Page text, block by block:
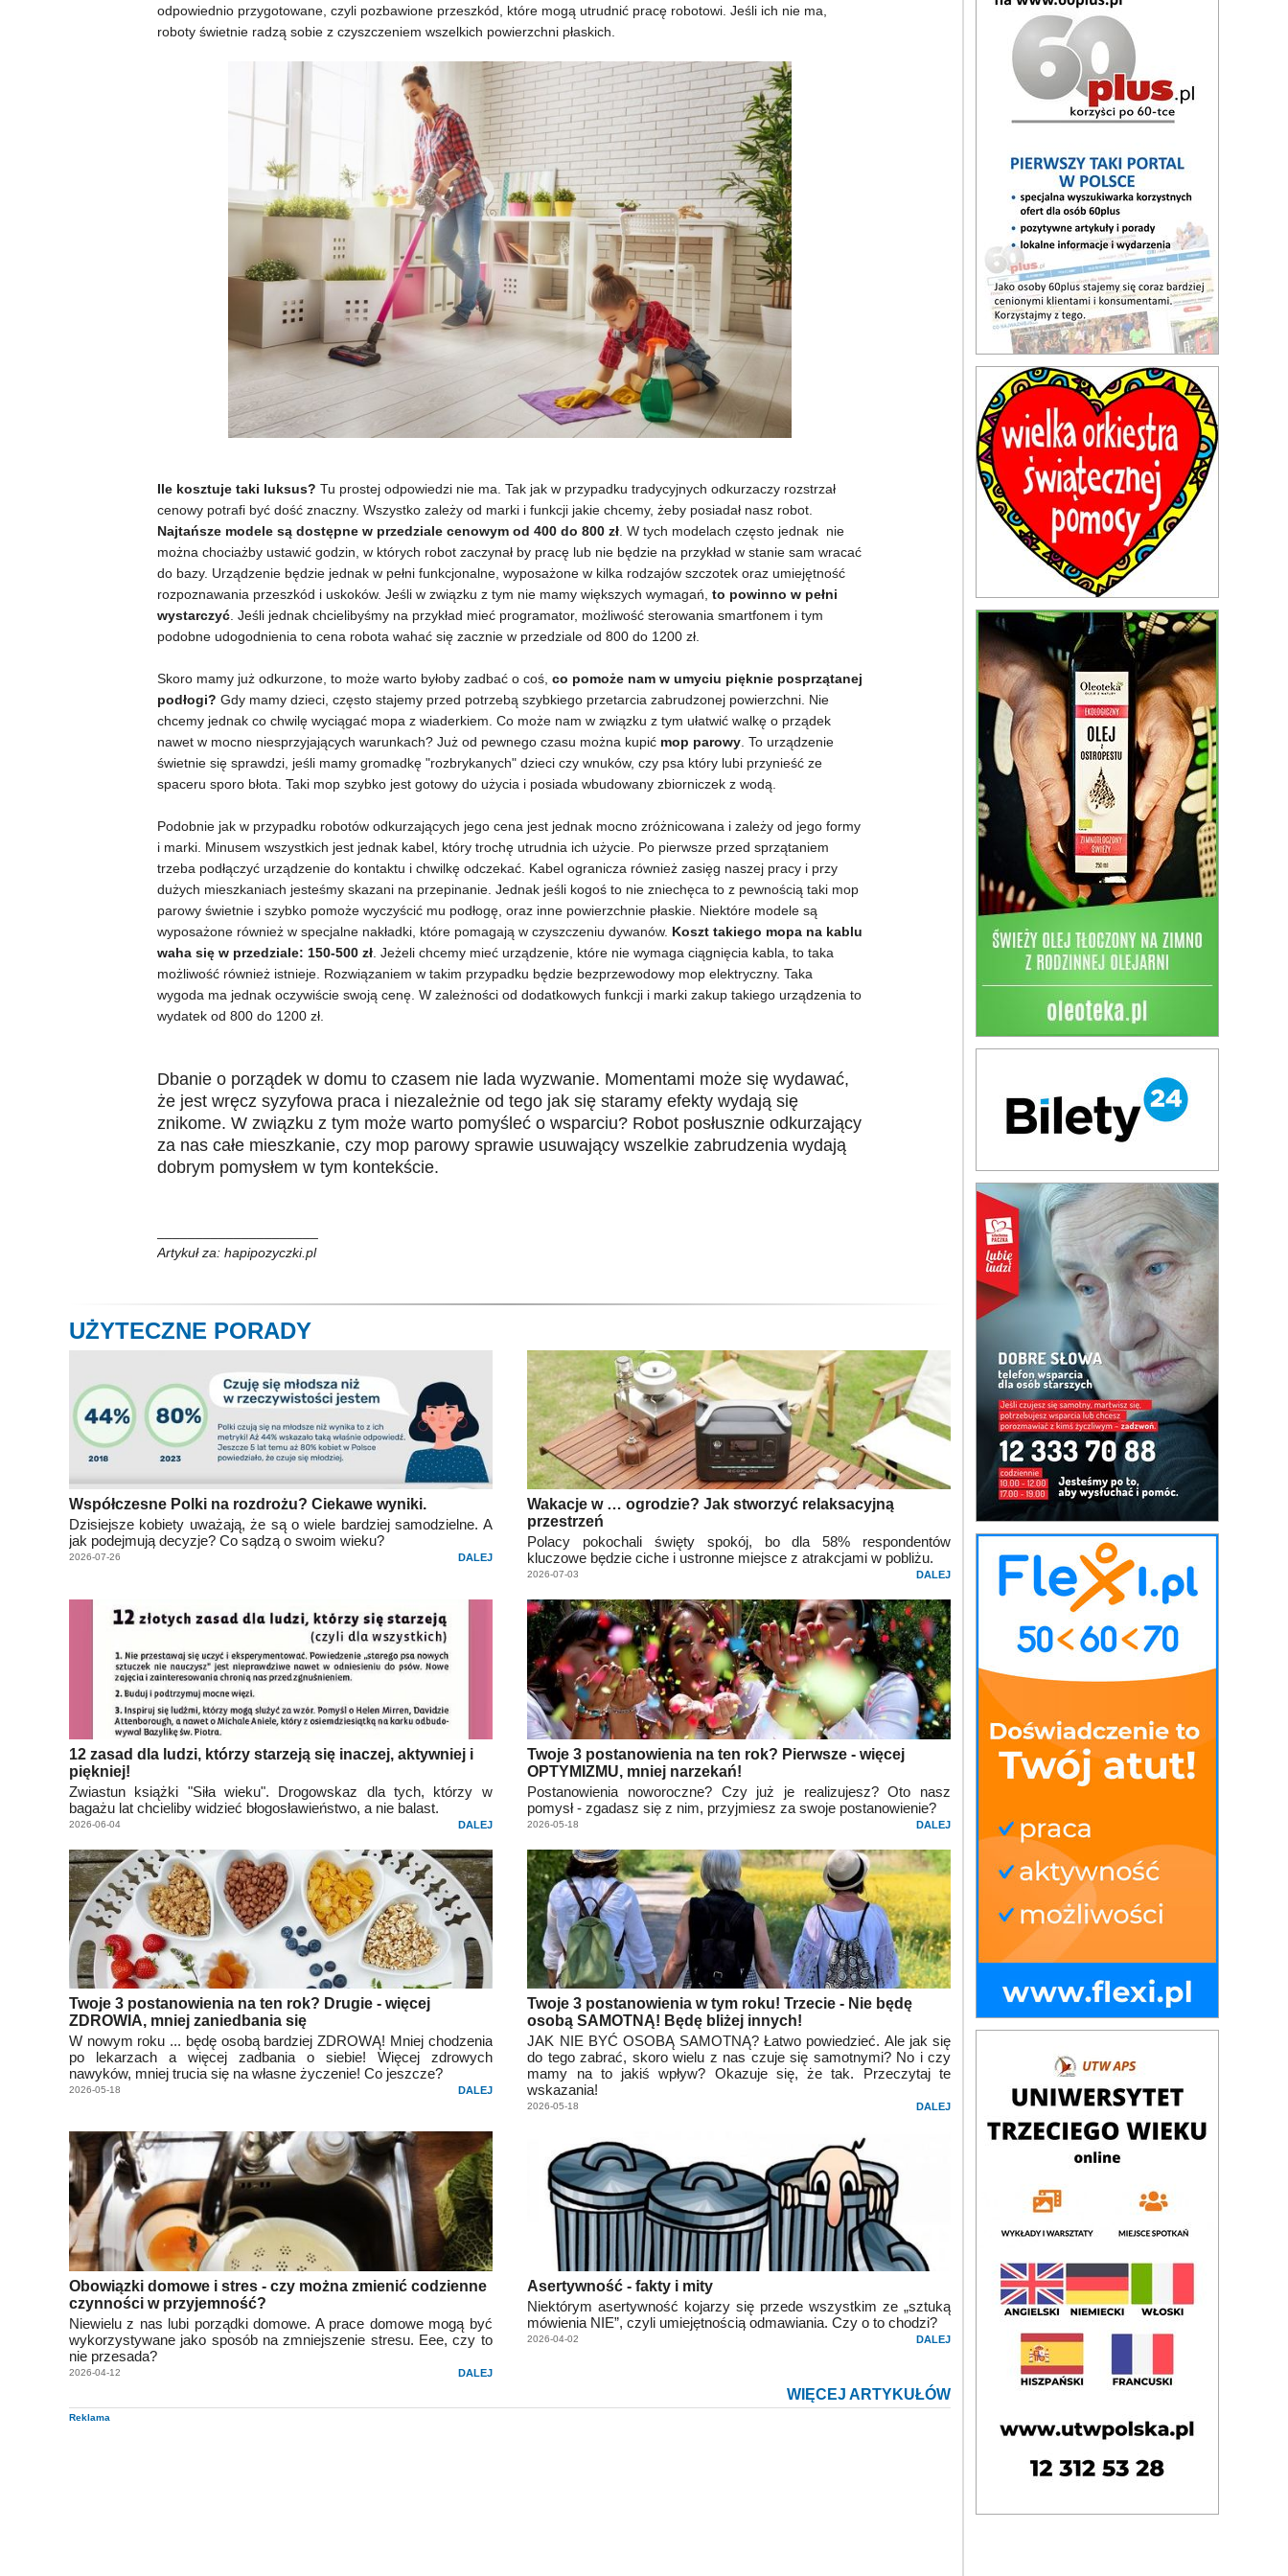
odpowiednio przygotowane, czyli pozbawione przeszkód, które mogą utrudnić pracę robotowi. Jeśli ich nie ma,
roboty świetnie radzą sobie z czyszczeniem wszelkich powierzchni płaskich.
Ile kosztuje taki luksus? Tu prostej odpowiedzi nie ma. Tak jak w przypadku tradycyjnych odkurzaczy rozstrzał
cenowy potrafi być dość znaczny. Wszystko zależy od marki i funkcji jakie chcemy, żeby posiadał nasz robot.
Najtańsze modele są dostępne w przedziale cenowym od 400 do 800 zł . W tych modelach często jednak nie
można chociażby ustawić godzin, w których robot zaczynał by pracę lub nie będzie na przykład w stanie sam wracać
do bazy. Urządzenie będzie jednak w pełni funkcjonalne, wyposażone w kilka rodzajów szczotek oraz umiejętność
rozpoznawania przeszkód i uskoków. Jeśli w związku z tym nie mamy większych wymagań, to powinno w pełni
wystarczyć . Jeśli jednak chcielibyśmy na przykład mieć programator, możliwość sterowania smartfonem i tym
podobne udogodnienia to cena robota wahać się zacznie w przedziale od 800 do 1200 zł.
Skoro mamy już odkurzone, to może warto byłoby zadbać o coś, co pomoże nam w umyciu pięknie posprzątanej
podłogi? Gdy mamy dzieci, często stajemy przed potrzebą szybkiego przetarcia zabrudzonej powierzchni. Nie
chcemy jednak co chwilę wyciągać mopa z wiaderkiem. Co może nam w związku z tym ułatwić walkę o prządek
nawet w mocno niesprzyjających warunkach? Już od pewnego czasu można kupić mop parowy . To urządzenie
świetnie się sprawdzi, jeśli mamy gromadkę "rozbrykanych" dzieci czy wnuków, czy psa który lubi przynieść ze
spaceru sporo błota. Taki mop szybko jest gotowy do użycia i posiada wbudowany zbiorniczek z wodą.
Podobnie jak w przypadku robotów odkurzających jego cena jest jednak mocno zróżnicowana i zależy od jego formy
i marki. Minusem wszystkich jest jednak kabel, który trochę utrudnia ich użycie. Po pierwsze przed sprzątaniem
trzeba podłączyć urządzenie do kontaktu i chwilkę odczekać. Kabel ogranicza również zasięg naszej pracy i przy
dużych mieszkaniach jesteśmy skazani na przepinanie. Jednak jeśli kogoś to nie zniechęca to z pewnością taki mop
parowy świetnie i szybko pomoże wyczyścić mu podłogę, oraz inne powierzchnie płaskie. Niektóre modele są
wyposażone również w specjalne nakładki, które pomagają w czyszczeniu dywanów. Koszt takiego mopa na kablu
waha się w przedziale: 150-500 zł . Jeżeli chcemy mieć urządzenie, które nie wymaga ciągnięcia kabla, to taka
możliwość również istnieje. Rozwiązaniem w takim przypadku będzie bezprzewodowy mop elektryczny. Taka
wygoda ma jednak oczywiście swoją cenę. W zależności od dodatkowych funkcji i marki zakup takiego urządzenia to
wydatek od 800 do 1200 zł.
Dbanie o porządek w domu to czasem nie lada wyzwanie. Momentami może się wydawać,
że jest wręcz syzyfowa praca i niezależnie od tego jak się staramy efekty wydają się
znikome. W związku z tym może warto pomyśleć o wsparciu? Robot posłusznie odkurzający
za nas całe mieszkanie, czy mop parowy sprawie usuwający wszelkie zabrudzenia wydają
dobrym pomysłem w tym kontekście.
Artykuł za: hapipozyczki.pl
UŻYTECZNE PORADY
Współczesne Polki na rozdrożu? Ciekawe wyniki.
Dzisiejsze kobiety uważają, że są o wiele bardziej samodzielne. A
jak podejmują decyzje? Co sądzą o swoim wieku?
2026-07-26 DALEJ
Wakacje w … ogrodzie? Jak stworzyć relaksacyjną
przestrzeń
Polacy pokochali święty spokój, bo dla 58% respondentów
kluczowe będzie ciche i ustronne miejsce z atrakcjami w pobliżu.
2026-07-03 DALEJ
12 zasad dla ludzi, którzy starzeją się inaczej, aktywniej i
piękniej!
Zwiastun książki "Siła wieku". Drogowskaz dla tych, którzy w
bagażu lat chcieliby widzieć błogosławieństwo, a nie balast.
2026-06-04 DALEJ
Twoje 3 postanowienia na ten rok? Pierwsze - więcej
OPTYMIZMU, mniej narzekań!
Postanowienia noworoczne? Czy już je realizujesz? Oto nasz
pomysł - zgadasz się z nim, przyjmiesz za swoje postanowienie?
2026-05-18 DALEJ
Twoje 3 postanowienia na ten rok? Drugie - więcej
ZDROWIA, mniej zaniedbania się
W nowym roku ... będę osobą bardziej ZDROWĄ! Mniej chodzenia
po lekarzach a więcej zadbania o siebie! Więcej zdrowych
nawyków, mniej trucia się na własne życzenie! Co jeszcze?
2026-05-18 DALEJ
Twoje 3 postanowienia w tym roku! Trzecie - Nie będę
osobą SAMOTNĄ! Będę bliżej innych!
JAK NIE BYĆ OSOBĄ SAMOTNĄ? Łatwo powiedzieć. Ale jak się
do tego zabrać, skoro wielu z nas czuje się samotnymi? No i czy
mamy na to jakiś wpływ? Okazuje się, że tak. Przeczytaj te
wskazania!
2026-05-18 DALEJ
Obowiązki domowe i stres - czy można zmienić codzienne
czynności w przyjemność?
Niewielu z nas lubi porządki domowe. A prace domowe mogą być
wykorzystywane jako sposób na zmniejszenie stresu. Eee, czy to
nie przesada?
2026-04-12 DALEJ
Asertywność - fakty i mity
Niektórym asertywność kojarzy się przede wszystkim ze „sztuką
mówienia NIE”, czyli umiejętnością odmawiania. Czy o to chodzi?
2026-04-02 DALEJ
WIĘCEJ ARTYKUŁÓW
Reklama